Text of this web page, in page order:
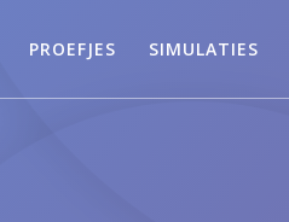
PROEFJES SIMULATIES